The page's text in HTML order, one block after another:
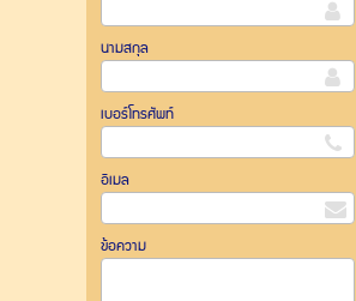
นามสกุล
เบอร์โทรศัพท์
อีเมล
ข้อความ